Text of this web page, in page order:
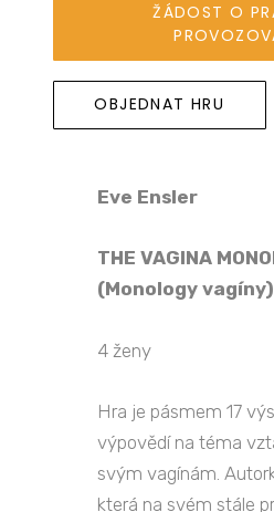
ŽÁDOST O
OBJEDNAT HRU
Eve Ensler
THE VAGINA
(Monology vagíny)
4 ženy
Hra je pásmem 17
výpovědí na téma
svým vagínám.
která na svém stále